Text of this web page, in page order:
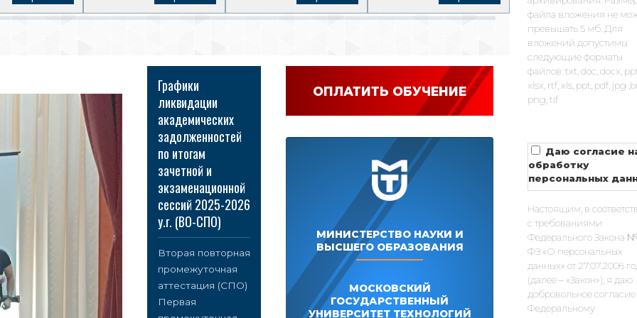
ОПЛАТИТЬ ОБУЧЕНИЕ
МИНИСТЕРСТВО НАУКИ И
ВЫСШЕГО ОБРАЗОВАНИЯ
МОСКОВСКИЙ
ГОСУДАРСТВЕННЫЙ
УНИВЕРСИТЕТ ТЕХНОЛОГИЙ
Графики
ликвидации
академических
задолженностей
по итогам
зачетной и
экзаменационной
сессий 2025-2026
у.г. (ВО-СПО)
Вторая повторная
промежуточная
аттестация (СПО)
Первая
файла вложения не
превышать 5 мб. Для
вложений допустимы
следующие форматы
файлов: txt, doc, docx,
xlsx, rtf, xls, ppt, pdf, jpg
png, tif
Даю согласие
обработку
персональных
Настоящим, в
с требованиями
Федерального Закона
ФЗ «О персональных
данных» от 27.07.2006
(далее – «Закон»), я даю
добровольное согласие
Федеральному